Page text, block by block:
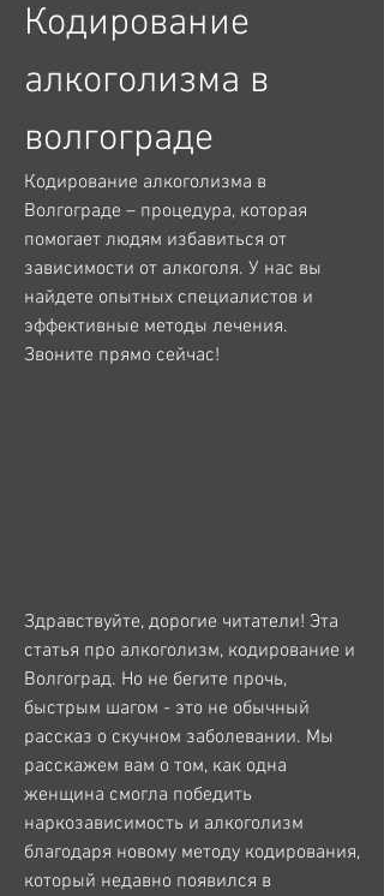
Кодирование
алкоголизма в
волгограде
Кодирование алкоголизма в
Волгограде – процедура, которая
помогает людям избавиться от
зависимости от алкоголя. У нас вы
найдете опытных специалистов и
эффективные методы лечения.
Звоните прямо сейчас!
Здравствуйте, дорогие читатели! Эта
статья про алкоголизм, кодирование и
Волгоград. Но не бегите прочь,
быстрым шагом - это не обычный
рассказ о скучном заболевании. Мы
расскажем вам о том, как одна
женщина смогла победить
наркозависимость и алкоголизм
благодаря новому методу кодирования,
который недавно появился в